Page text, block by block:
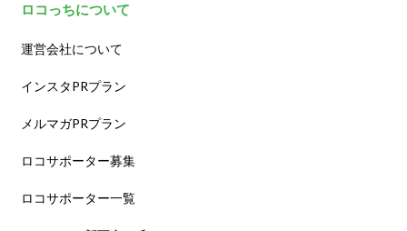
ロコっちについて
運営会社について
インスタPRプラン
メルマガPRプラン
ロコサポーター募集
ロコサポーター一覧